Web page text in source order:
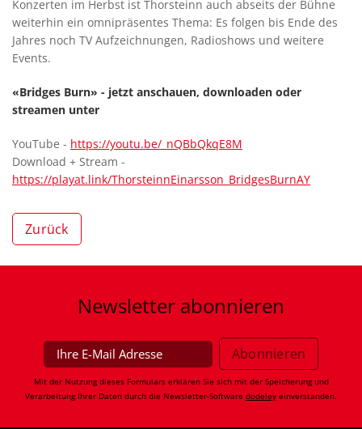
Konzerten im Herbst ist Thorsteinn auch abseits der Bühne
weiterhin ein omnipräsentes Thema: Es folgen bis Ende des
Jahres noch TV Aufzeichnungen, Radioshows und weitere
Events.
«Bridges Burn» - jetzt anschauen, downloaden oder
streamen unter
YouTube - https://youtu.be/_nQBbQkqE8M
Download + Stream -
https://playat.link/ThorsteinnEinarsson_BridgesBurnAY
Zurück
Newsletter abonnieren
Mit der Nutzung dieses Formulars erklären Sie sich mit der Speicherung und
Verarbeitung Ihrer Daten durch die Newsletter-Software dodeley einverstanden.